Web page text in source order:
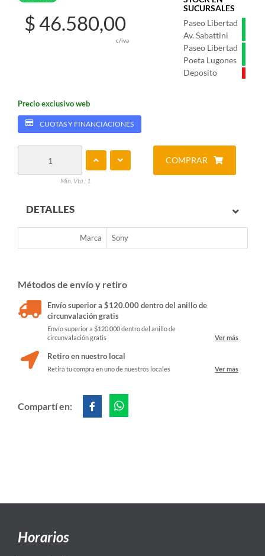
SUCURSALES
Paseo Libertad
Av. Sabattini
Paseo Libertad
Poeta Lugones
Deposito
$ 46.580,00
c/iva
Precio exclusivo web
CUOTAS Y FINANCIACIONES
Min. Vta.: 1
COMPRAR
DETALLES
Marca Sony
Métodos de envío y retiro
Envío superior a $120.000 dentro del anillo de
circunvalación gratis
Envío superior a $120.000 dentro del anillo de
circunvalación gratis
Ver más
Retiro en nuestro local
Retira tu compra en uno de nuestros locales Ver más
Compartí en:
Horarios